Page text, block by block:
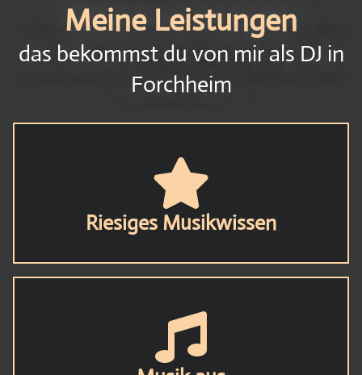
Meine Leistungen
das bekommst du von mir als DJ in
Forchheim
Riesiges Musikwissen